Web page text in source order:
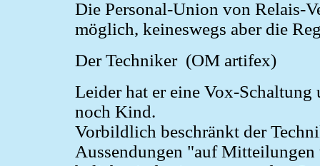
Die Personal-Union von Relais-
möglich, keineswegs aber die
Der Techniker (OM artifex)
Leider hat er eine Vox-Schaltung
noch Kind.
Vorbildlich beschränkt der
Aussendungen "auf Mitteilungen